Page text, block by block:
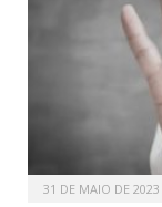
31 DE MAIO DE 2023